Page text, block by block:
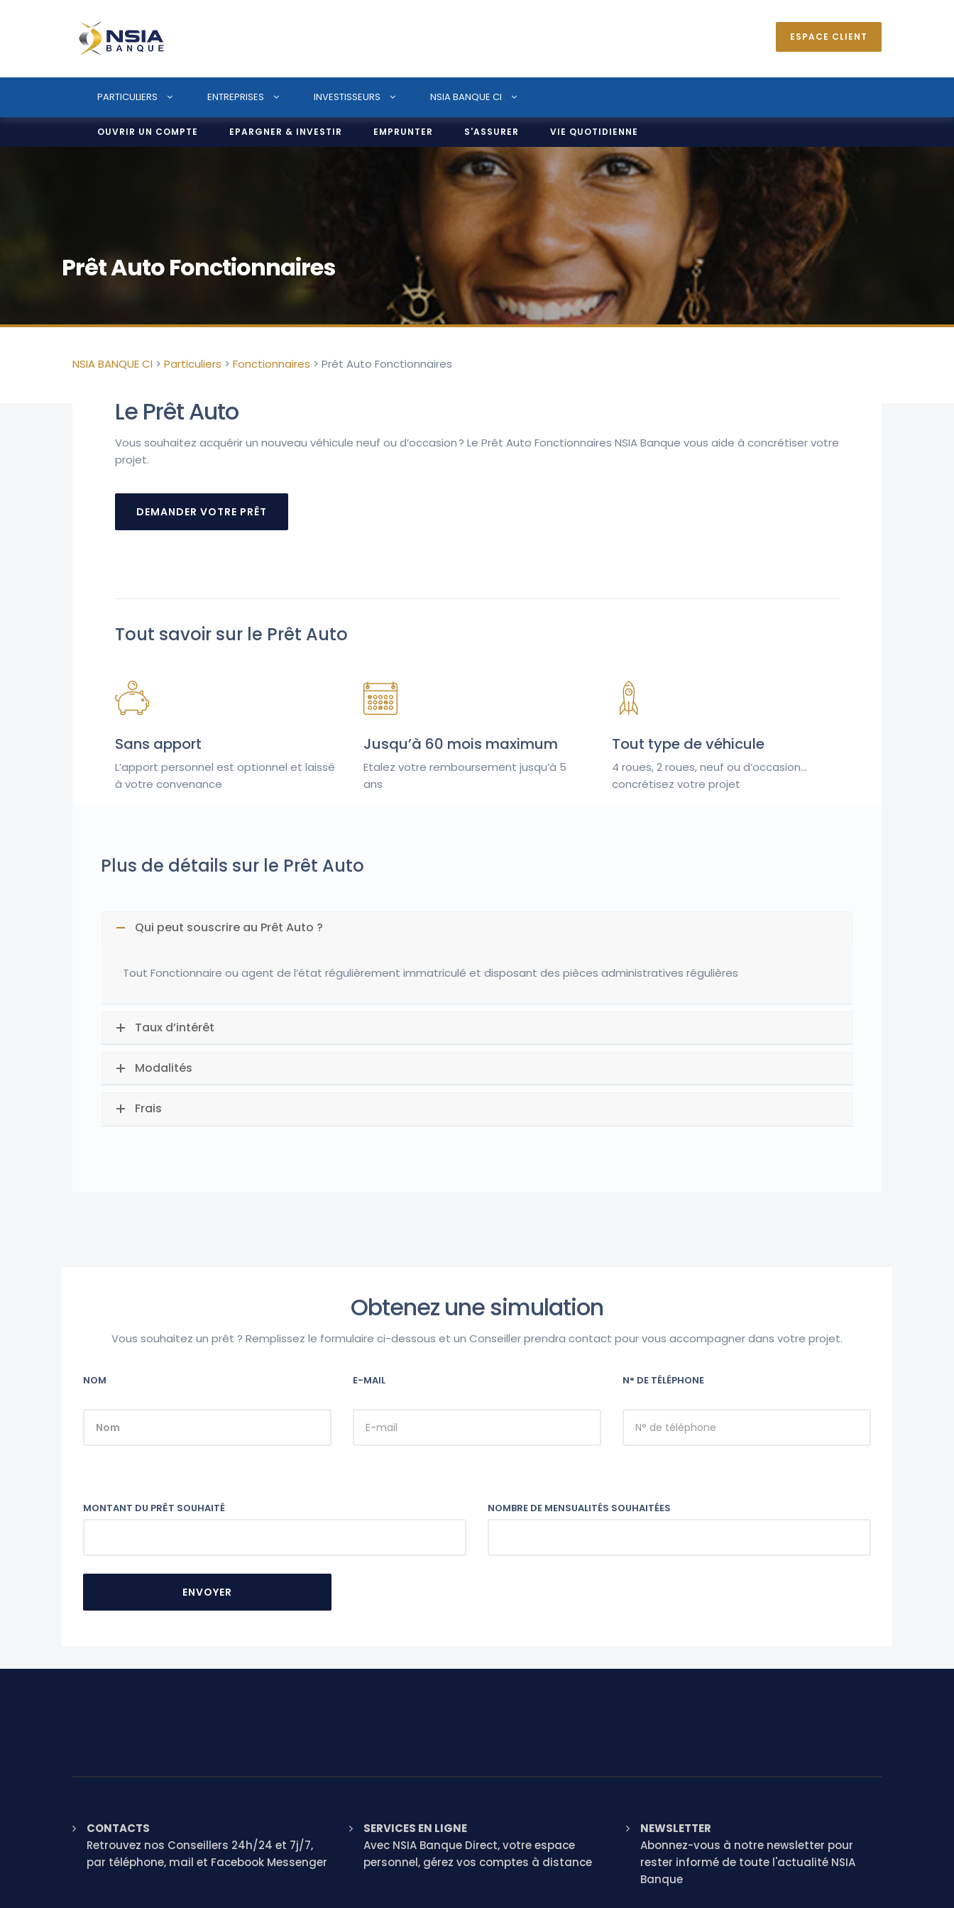
ESPACE CLIENT
PARTICULIERS ENTREPRISES INVESTISSEURS NSIA BANQUE CI
OUVRIR UN COMPTE EPARGNER & INVESTIR EMPRUNTER S'ASSURER VIE QUOTIDIENNE
Prêt Auto Fonctionnaires
NSIA BANQUE CI > Particuliers > Fonctionnaires > Prêt Auto Fonctionnaires
Le Prêt Auto
Vous souhaitez acquérir un nouveau véhicule neuf ou d’occasion ? Le Prêt Auto Fonctionnaires NSIA Banque vous aide à concrétiser votre
projet.
DEMANDER VOTRE PRÊT
Tout savoir sur le Prêt Auto
Sans apport
L’apport personnel est optionnel et laissé
à votre convenance
Jusqu’à 60 mois maximum
Etalez votre remboursement jusqu’à 5
ans
Tout type de véhicule
4 roues, 2 roues,neuf ou d’occasion…
concrétisez votre projet
Plus de détails sur le Prêt Auto
Qui peut souscrire au Prêt Auto ?
Tout Fonctionnaire ou agent de l’état régulièrement immatriculé et disposant des pièces administratives régulières
Taux d’intérêt
Modalités
Frais
Obtenez une simulation
Vous souhaitez un prêt ? Remplissez le formulaire ci-dessous et un Conseiller prendra contact pour vous accompagner dans votre projet.
NOM E-MAIL N° DE TÉLÉPHONE
MONTANT DU PRÊT SOUHAITÉ NOMBRE DE MENSUALITÉS SOUHAITÉES
CONTACTS
Retrouvez nos Conseillers 24h/24 et 7j/7,
par téléphone, mail et Facebook Messenger
SERVICES EN LIGNE
Avec NSIA Banque Direct, votre espace
personnel, gérez vos comptes à distance
NEWSLETTER
Abonnez-vous à notre newsletter pour
rester informé de toute l'actualité NSIA
Banque